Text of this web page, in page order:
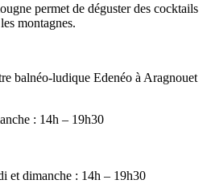
permet de déguster des cocktails
montagnes.
balnéo-ludique Edenéo à Aragnouet
: 14h – 19h30
et dimanche : 14h – 19h30